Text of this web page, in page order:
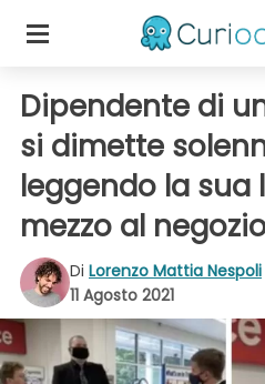
Dipendente di
si dimette
leggendo la sua
mezzo al
Di Lorenzo Mattia Nespoli
11 Agosto 2021